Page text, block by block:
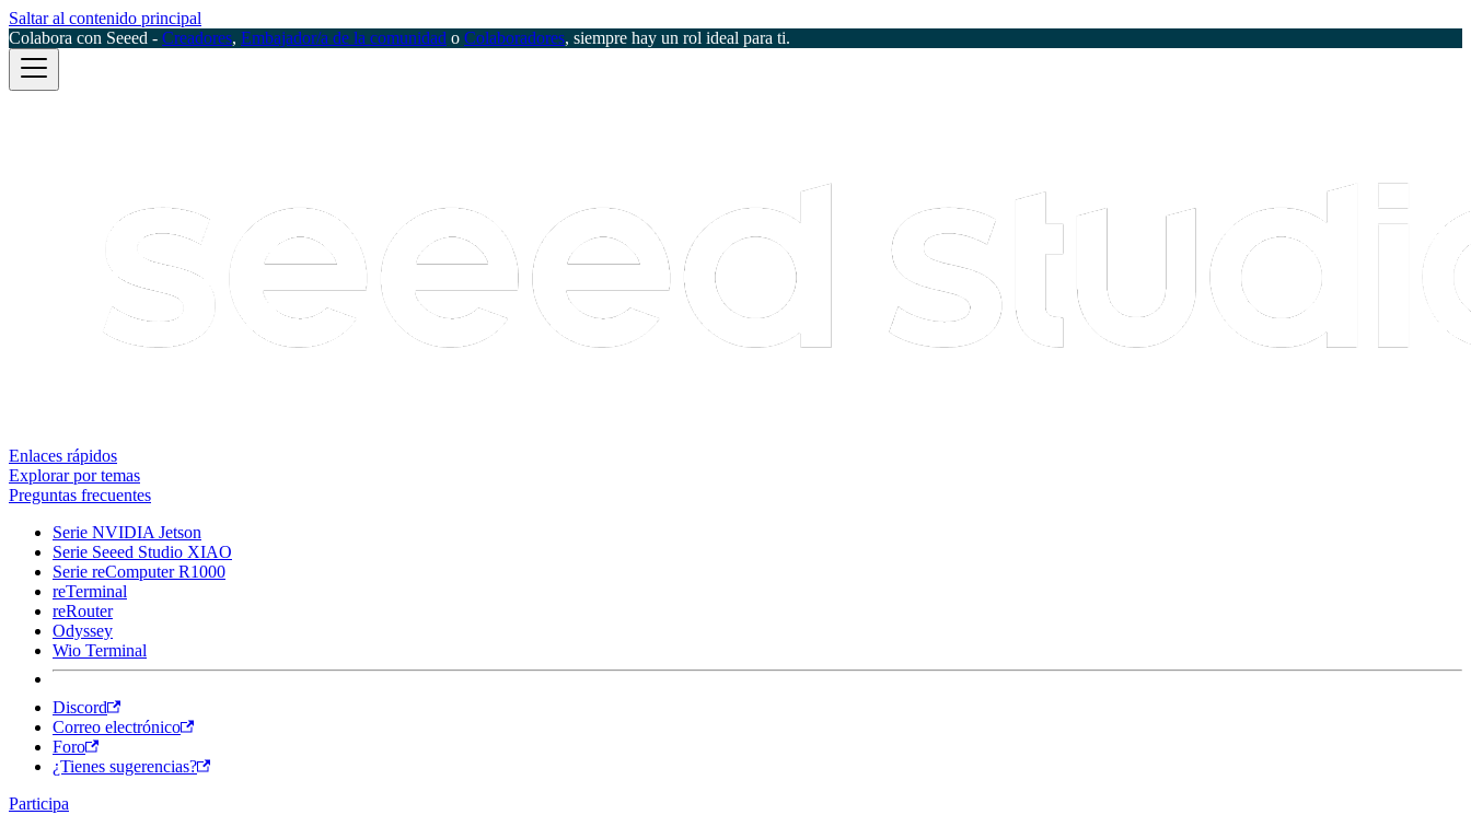
Saltar al contenido principal
Colabora con Seeed - Creadores, Embajador/a de la comunidad o Colaboradores, siempre hay un rol ideal para ti.
Enlaces rápidos
Explorar por temas
Preguntas frecuentes
Serie NVIDIA Jetson
Serie Seeed Studio XIAO
Serie reComputer R1000
reTerminal
reRouter
Odyssey
Wio Terminal
Discord
Correo electrónico
Foro
¿Tienes sugerencias?
Participa